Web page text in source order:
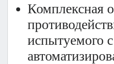
Комплексная
испытуемого